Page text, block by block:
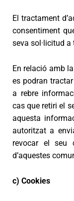
El tractament
consentiment
seva sol·licitud a
En relació amb
es podran
a rebre
cas que retiri el
aquesta
autoritzat a
revocar el seu
d’aquestes
c) Cookies